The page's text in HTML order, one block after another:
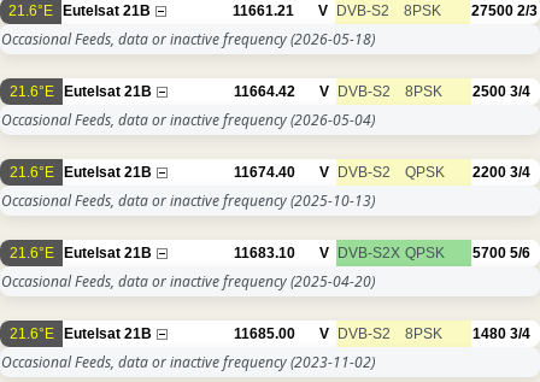
21.6°E Eutelsat 21B 11661.21 V DVB-S2 8PSK 27500 2/3
Occasional Feeds, data or inactive frequency(2026-05-18)
21.6°E Eutelsat 21B 11664.42 V DVB-S2 8PSK 2500 3/4
Occasional Feeds, data or inactive frequency(2026-05-04)
21.6°E Eutelsat 21B 11674.40 V DVB-S2 QPSK 2200 3/4
Occasional Feeds, data or inactive frequency(2025-10-13)
21.6°E Eutelsat 21B 11683.10 V DVB-S2X QPSK 5700 5/6
Occasional Feeds, data or inactive frequency(2025-04-20)
21.6°E Eutelsat 21B 11685.00 V DVB-S2 8PSK 1480 3/4
Occasional Feeds, data or inactive frequency(2023-11-02)